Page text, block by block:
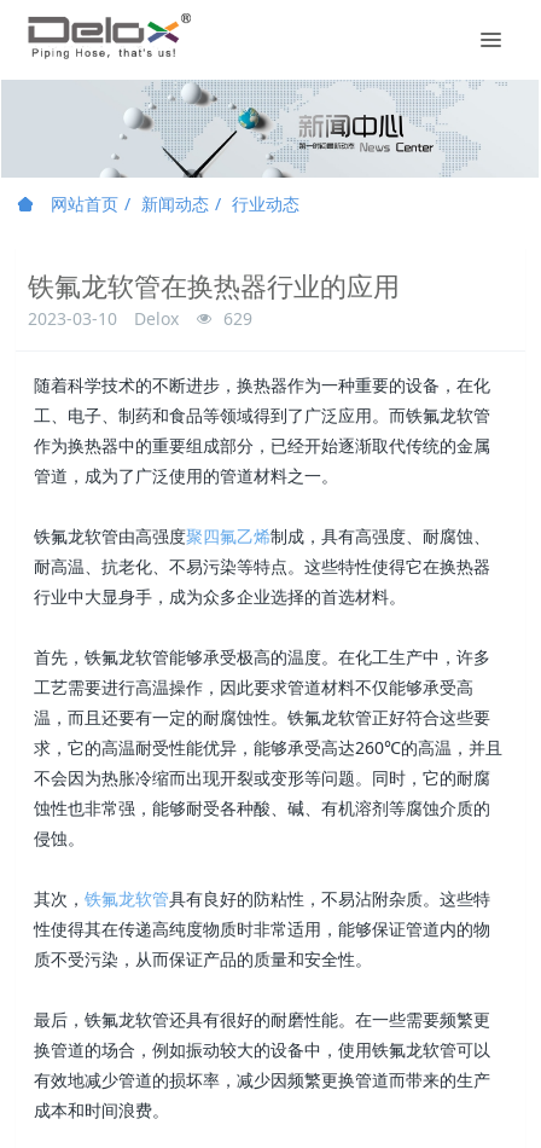
网站首页 新闻动态 行业动态
铁氟龙软管在换热器行业的应用
2023-03-10 Delox 629
随着科学技术的不断进步，换热器作为一种重要的设备，在化
工、电子、制药和食品等领域得到了广泛应用。而铁氟龙软管
作为换热器中的重要组成部分，已经开始逐渐取代传统的金属
管道，成为了广泛使用的管道材料之一。
铁氟龙软管由高强度聚四氟乙烯制成，具有高强度、耐腐蚀、
耐高温、抗老化、不易污染等特点。这些特性使得它在换热器
行业中大显身手，成为众多企业选择的首选材料。
首先，铁氟龙软管能够承受极高的温度。在化工生产中，许多
工艺需要进行高温操作，因此要求管道材料不仅能够承受高
温，而且还要有一定的耐腐蚀性。铁氟龙软管正好符合这些要
求，它的高温耐受性能优异，能够承受高达260℃的高温，并且
不会因为热胀冷缩而出现开裂或变形等问题。同时，它的耐腐
蚀性也非常强，能够耐受各种酸、碱、有机溶剂等腐蚀介质的
侵蚀。
其次，铁氟龙软管具有良好的防粘性，不易沾附杂质。这些特
性使得其在传递高纯度物质时非常适用，能够保证管道内的物
质不受污染，从而保证产品的质量和安全性。
最后，铁氟龙软管还具有很好的耐磨性能。在一些需要频繁更
换管道的场合，例如振动较大的设备中，使用铁氟龙软管可以
有效地减少管道的损坏率，减少因频繁更换管道而带来的生产
成本和时间浪费。